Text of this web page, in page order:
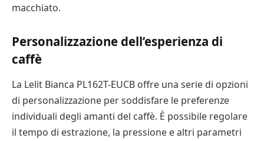
macchiato.
Personalizzazione dell’esperienza di
caffè
La Lelit Bianca PL162T-EUCB offre una serie di opzioni
di personalizzazione per soddisfare le preferenze
individuali degli amanti del caffè. È possibile regolare
il tempo di estrazione, la pressione e altri parametri